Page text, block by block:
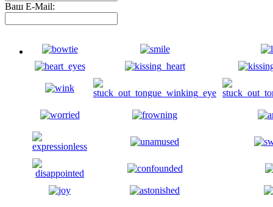
Ваш E-Mail: